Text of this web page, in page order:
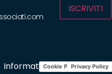
ISCRIVITI
InformativaCookie PolicyPrivacy Policy